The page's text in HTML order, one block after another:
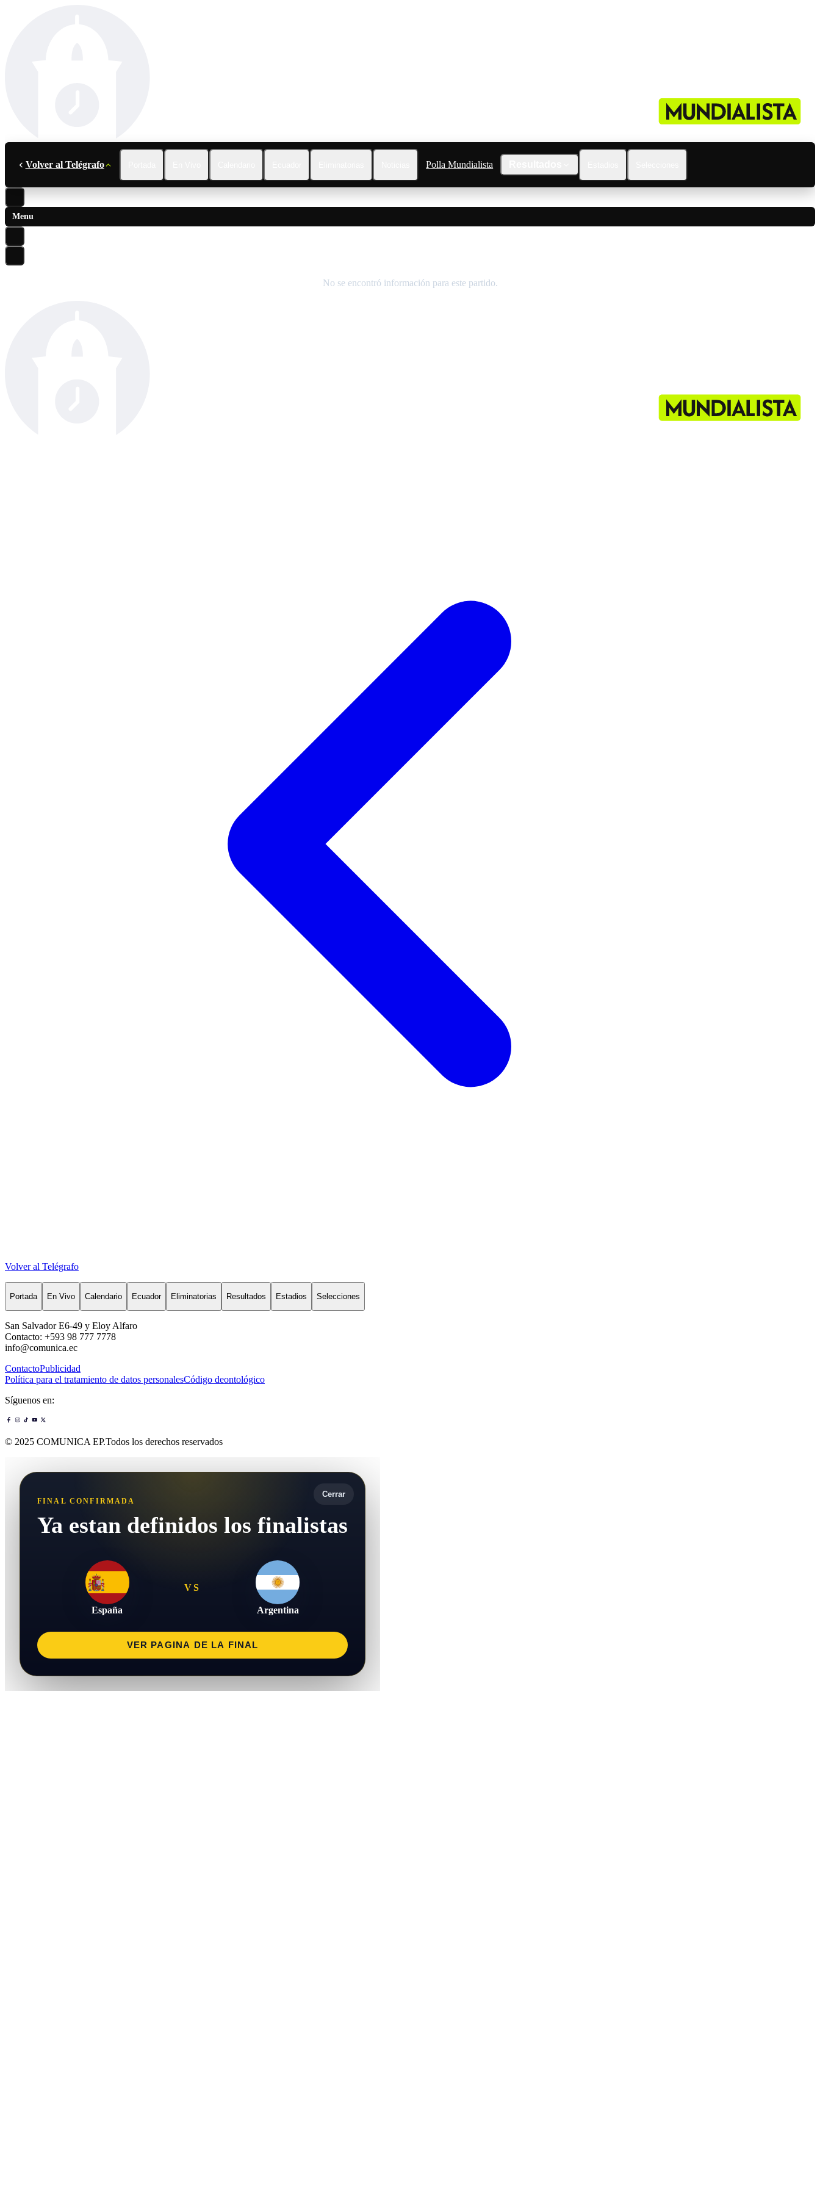
Volver al Telégrafo Polla Mundialista
Menu
No se encontró información para este partido.
Volver al Telégrafo
Portada En Vivo Calendario Ecuador Eliminatorias Resultados Estadios Selecciones
San Salvador E6-49 y Eloy Alfaro
Contacto: +593 98 777 7778
info@comunica.ec
ContactoPublicidad
Política para el tratamiento de datos personalesCódigo deontológico
Síguenos en:
© 2025 COMUNICA EP.Todos los derechos reservados
Cerrar
FINAL CONFIRMADA
Ya estan definidos los finalistas
España
VS
Argentina
VER PAGINA DE LA FINAL